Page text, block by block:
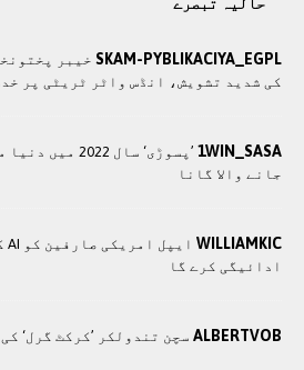
SKAM-PYBLIKACIYA_EGPL خیبر
کی شدید تشویش، انڈس واٹر ٹریٹی پر
1WIN_SASA
’پسوڑی‘ سال
جانے والا گانا
WILLIAMKIC
ادائیگی کرے گا
ALBERTVOB سچن تندولکر ’کرکٹ گرل‘